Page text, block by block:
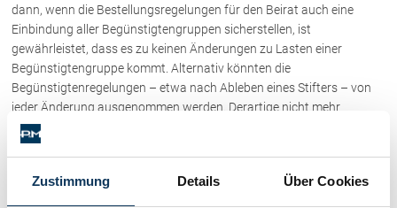
Zustimmung Details Über Cookies
dann, wenn die Bestellungsregelungen für den Beirat auch eine
Einbindung aller Begünstigtengruppen sicherstellen, ist
gewährleistet, dass es zu keinen Änderungen zu Lasten einer
Begünstigtengruppe kommt. Alternativ könnten die
Begünstigtenregelungen – etwa nach Ableben eines Stifters – von
jeder Änderung ausgenommen werden. Derartige nicht mehr
revidierbare inhaltliche Beschränkungen bergen allerdings das Risiko
in sich, dass auf geänderte Umstände (etwa im abgabenrechtlichen